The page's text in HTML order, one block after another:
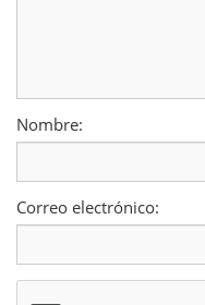
Nombre:
Correo electrónico: